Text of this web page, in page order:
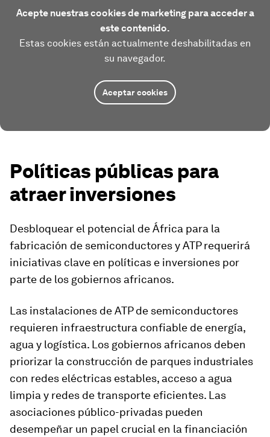
Acepte nuestras cookies de marketing para acceder a
este contenido.
Estas cookies están actualmente deshabilitadas en
su navegador.
Aceptar cookies
Políticas públicas para
atraer inversiones
Desbloquear el potencial de África para la
fabricación de semiconductores y ATP requerirá
iniciativas clave en políticas e inversiones por
parte de los gobiernos africanos.
Las instalaciones de ATP de semiconductores
requieren infraestructura confiable de energía,
agua y logística. Los gobiernos africanos deben
priorizar la construcción de parques industriales
con redes eléctricas estables, acceso a agua
limpia y redes de transporte eficientes. Las
asociaciones público-privadas pueden
desempeñar un papel crucial en la financiación